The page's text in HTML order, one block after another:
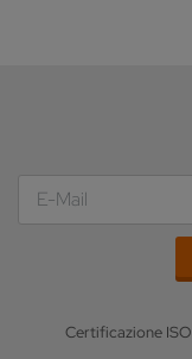
Certificazione ISO